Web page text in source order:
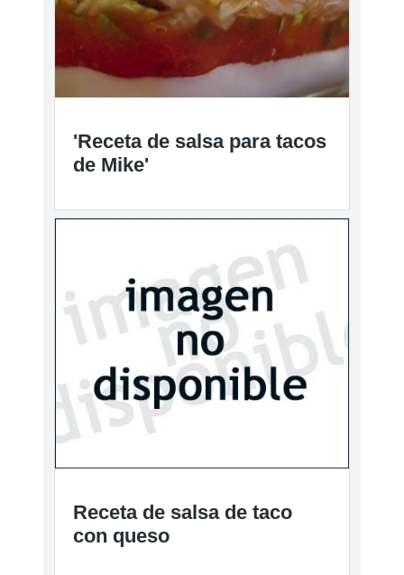
'Receta de salsa para tacos
de Mike'
Receta de salsa de taco
con queso